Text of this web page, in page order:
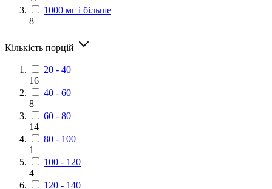
1000 мг і більше
8
Кількість порцій
20 - 40
16
40 - 60
8
60 - 80
14
80 - 100
1
100 - 120
4
120 - 140